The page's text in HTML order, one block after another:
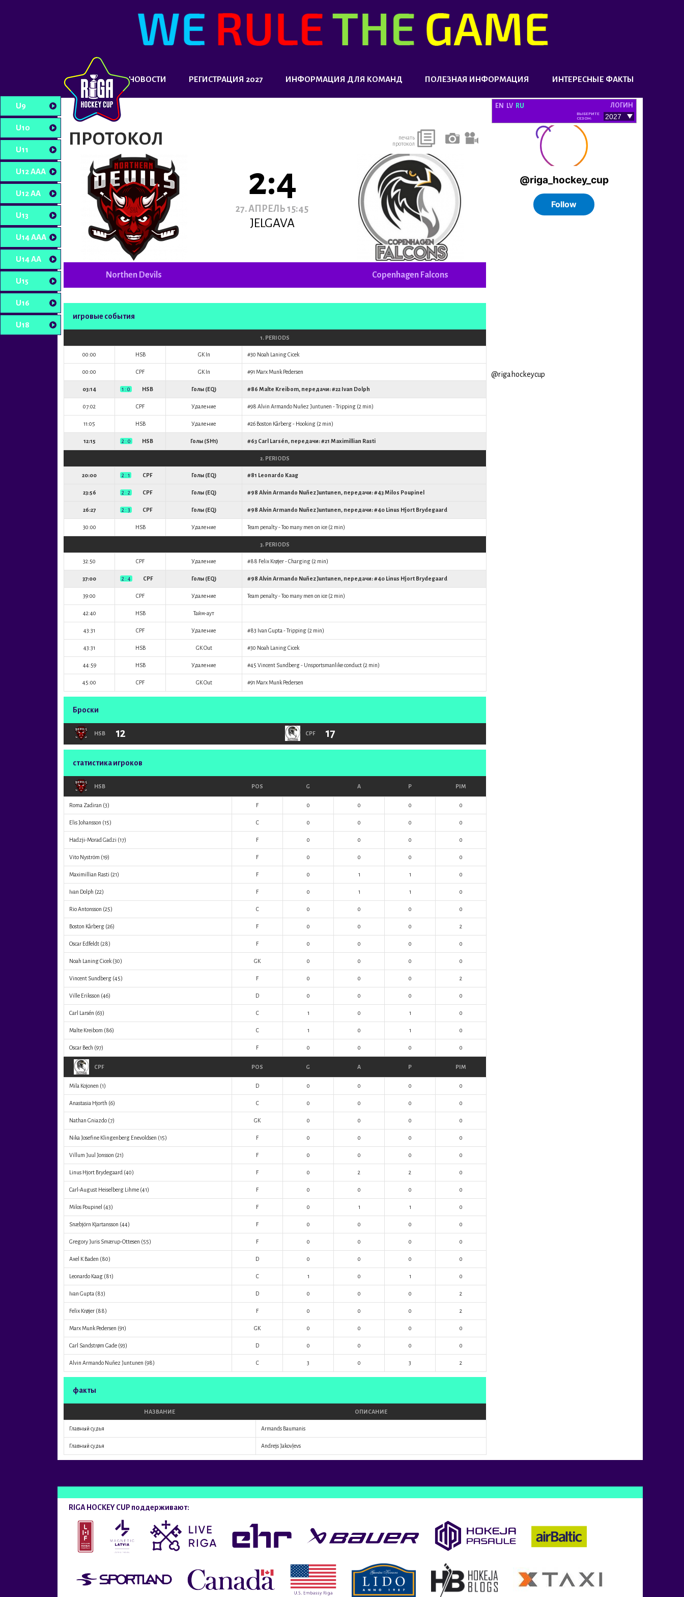
НОВОСТИ РЕГИСТРАЦИЯ 2027 ИНФОРМАЦИЯ ДЛЯ КОМАНД ПОЛЕЗНАЯ ИНФОРМАЦИЯ ИНТЕРЕСНЫЕ ФАКТЫ
EN LV RU ЛОГИН
ВЫБЕРИТЕ
СЕЗОН:
U9
U10
U11
U12 AAA
U12 AA
U13
U14 AAA
U14 AA
U15
U16
U18
ПРОТОКОЛ
печать
протокол
2:4
27. АПРЕЛЬ 15:45
JELGAVA
Northen Devils Copenhagen Falcons
игровые события
1. PERIODS
00:00 HSB GK In #30 Noah Laning Cicek
00:00 CPF GK In #91 Marx Munk Pedersen
03:14 1 : 0 HSB Голы (EQ) #86 Malte Kreibom, передачи: #22 Ivan Dolph
07:02 CPF Удаление #98 Alvin Armando Nuñez Juntunen - Tripping (2 min)
11:05 HSB Удаление #26 Boston Kårberg- Hooking (2 min)
12:15 2 : 0 HSB Голы (SH1) #63 Carl Larsén, передачи: #21 Maximillian Rasti
2. PERIODS
20:00 2 : 1 CPF Голы (EQ) #81 Leonardo Kaag
23:56 2 : 2 CPF Голы (EQ) #98 Alvin Armando Nuñez Juntunen, передачи: #43Milos Poupinel
26:27 2 : 3 CPF Голы (EQ) #98 Alvin Armando Nuñez Juntunen, передачи: #40 Linus Hjort Brydegaard
30:00 HSB Удаление Team penalty - Too many men on ice (2 min)
3. PERIODS
32:50 CPF Удаление #88 Felix Krøjer- Charging (2 min)
37:00 2 : 4 CPF Голы (EQ) #98 Alvin Armando Nuñez Juntunen, передачи: #40 Linus Hjort Brydegaard
39:00 CPF Удаление Team penalty - Too many men on ice (2 min)
42:40 HSB Тайм-аут
43:31 CPF Удаление #83 Ivan Gupta - Tripping (2 min)
43:31 HSB GK Out #30 Noah Laning Cicek
44:59 HSB Удаление #45 Vincent Sundberg- Unsportsmanlike conduct (2 min)
45:00 CPF GK Out #91 Marx Munk Pedersen
Броски
HSB 12 CPF 17
статистика игроков
HSB POS G A P PIM
Roma Zadiran (3) F 0 0 0 0
Elis Johansson (15) C 0 0 0 0
Hadzji-Morad Gadzi (17) F 0 0 0 0
Vito Nyström (19) F 0 0 0 0
Maximillian Rasti (21) F 0 1 1 0
Ivan Dolph (22) F 0 1 1 0
Rio Antonsson (25) C 0 0 0 0
Boston Kårberg (26) F 0 0 0 2
Oscar Edfeldt (28) F 0 0 0 0
Noah Laning Cicek (30) GK 0 0 0 0
Vincent Sundberg (45) F 0 0 0 2
Ville Eriksson (46) D 0 0 0 0
Carl Larsén (63) C 1 0 1 0
Malte Kreibom (86) C 1 0 1 0
Oscar Bech (97) F 0 0 0 0
CPF POS G A P PIM
Mila Kojonen (1) D 0 0 0 0
Anastasia Hjorth (6) C 0 0 0 0
Nathan Gniazdo (7) GK 0 0 0 0
Nika Josefine Klingenberg Enevoldsen (15) F 0 0 0 0
Villum Juul Jonsson (21) F 0 0 0 0
Linus Hjort Brydegaard (40) F 0 2 2 0
Carl-August Heiselberg Lihme (41) F 0 0 0 0
Milos Poupinel (43) F 0 1 1 0
Snæbjörn Kjartansson (44) F 0 0 0 0
Gregory Juris Smærup-Ottesen (55) F 0 0 0 0
Axel K Baden (80) D 0 0 0 0
Leonardo Kaag (81) C 1 0 1 0
Ivan Gupta (83) D 0 0 0 2
Felix Krøjer (88) F 0 0 0 2
Marx Munk Pedersen (91) GK 0 0 0 0
Carl Sandstrøm Gade (93) D 0 0 0 0
Alvin Armando Nuñez Juntunen (98) C 3 0 3 2
факты
НАЗВАНИЕ ОПИСАНИЕ
Главный судья Armands Baumanis
Главный судья Andrejs Jakovļevs
@rigahockeycup
RIGA HOCKEY CUP поддерживают: